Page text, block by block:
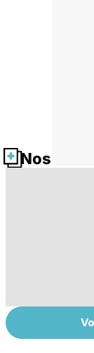
Nos
Sexualité,
infertilité